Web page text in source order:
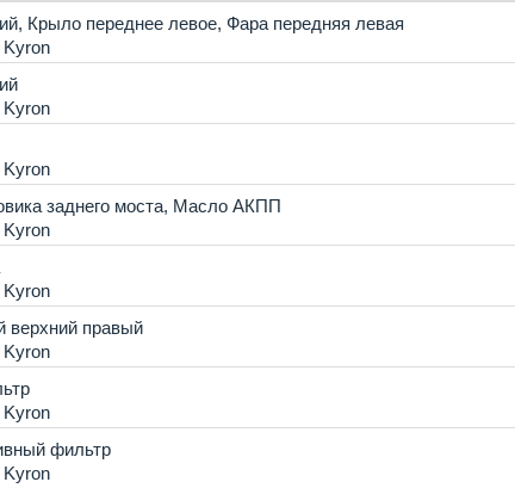
, Крыло переднее левое, Фара передняя левая
Kyron
Kyron
Kyron
заднего моста, Масло АКПП
Kyron
Kyron
верхний правый
Kyron
Kyron
фильтр
Kyron